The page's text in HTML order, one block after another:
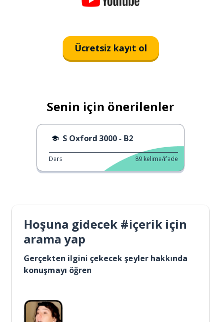
Ücretsiz kayıt ol
Senin için önerilenler
S Oxford 3000 - B2
Ders 89 kelime/ifade
Hoşuna gidecek #içerik için
arama yap
Gerçekten ilgini çekecek şeyler hakkında
konuşmayı öğren